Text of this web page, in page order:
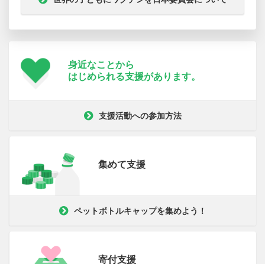
身近なことから
はじめられる支援があります。
支援活動への参加方法
集めて支援
ペットボトルキャップを集めよう！
寄付支援